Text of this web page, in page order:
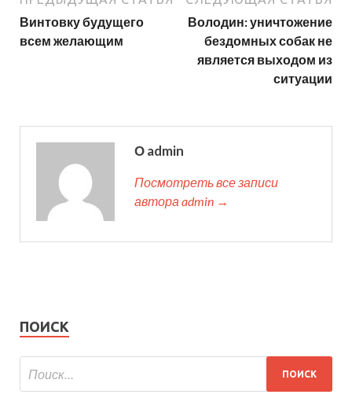
Винтовку будущего
всем желающим
Володин: уничтожение
бездомных собак не
является выходом из
ситуации
О admin
Посмотреть все записи
автора admin →
ПОИСК